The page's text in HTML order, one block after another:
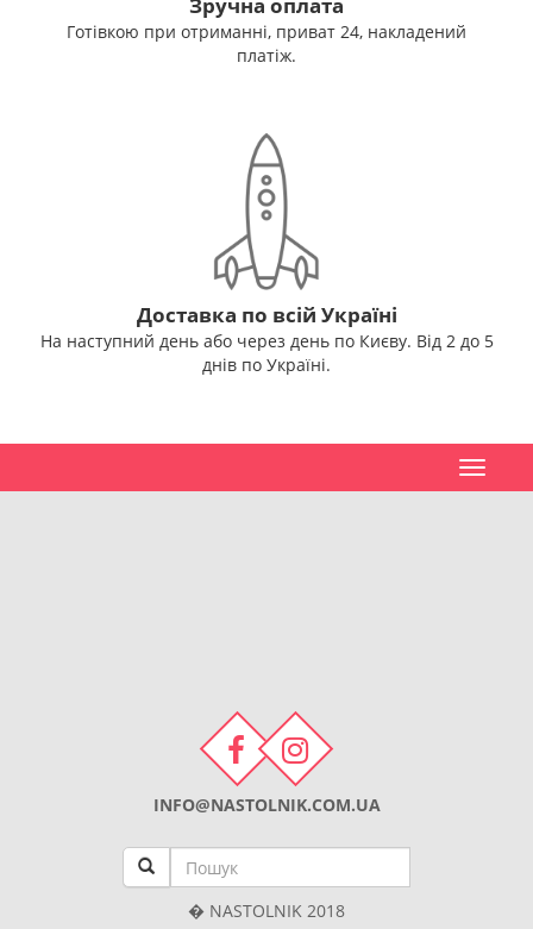
Готівкою при отриманні, приват 24, накладений
платіж.
Доставка по всій Україні
На наступний день або через день по Києву. Від 2 до 5
днів по Україні.
Toggle
INFO@NASTOLNIK.COM.UA
� NASTOLNIK 2018